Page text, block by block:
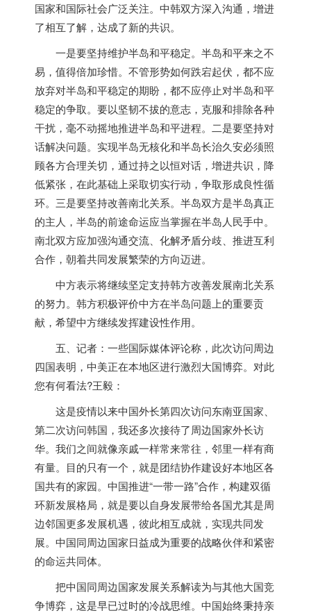
国家和国际社会广泛关注。中韩双方深入沟通，增进
了相互了解，达成了新的共识。
一是要坚持维护半岛和平稳定。半岛和平来之不
易，值得倍加珍惜。不管形势如何跌宕起伏，都不应
放弃对半岛和平稳定的期盼，都不应停止对半岛和平
稳定的争取。要以坚韧不拔的意志，克服和排除各种
干扰，毫不动摇地推进半岛和平进程。二是要坚持对
话解决问题。实现半岛无核化和半岛长治久安必须照
顾各方合理关切，通过持之以恒对话，增进共识，降
低紧张，在此基础上采取切实行动，争取形成良性循
环。三是要坚持改善南北关系。半岛双方是半岛真正
的主人，半岛的前途命运应当掌握在半岛人民手中。
南北双方应加强沟通交流、化解矛盾分歧、推进互利
合作，朝着共同发展繁荣的方向迈进。
中方表示将继续坚定支持韩方改善发展南北关系
的努力。韩方积极评价中方在半岛问题上的重要贡
献，希望中方继续发挥建设性作用。
五、记者：一些国际媒体评论称，此次访问周边
四国表明，中美正在本地区进行激烈大国博弈。对此
您有何看法?王毅：
这是疫情以来中国外长第四次访问东南亚国家、
第二次访问韩国，我还多次接待了周边国家外长访
华。我们之间就像亲戚一样常来常往，邻里一样有商
有量。目的只有一个，就是团结协作建设好本地区各
国共有的家园。中国推进“一带一路”合作，构建双循
环新发展格局，就是要以自身发展带给各国尤其是周
边邻国更多发展机遇，彼此相互成就，实现共同发
展。中国同周边国家日益成为重要的战略伙伴和紧密
的命运共同体。
把中国同周边国家发展关系解读为与其他大国竞
争博弈，这是早已过时的冷战思维。中国始终秉持亲